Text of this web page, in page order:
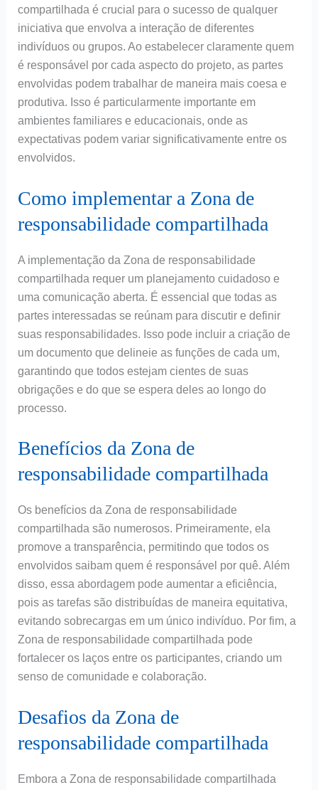
compartilhada é crucial para o sucesso de qualquer
iniciativa que envolva a interação de diferentes
indivíduos ou grupos. Ao estabelecer claramente quem
é responsável por cada aspecto do projeto, as partes
envolvidas podem trabalhar de maneira mais coesa e
produtiva. Isso é particularmente importante em
ambientes familiares e educacionais, onde as
expectativas podem variar significativamente entre os
envolvidos.
Como implementar a Zona de
responsabilidade compartilhada
A implementação da Zona de responsabilidade
compartilhada requer um planejamento cuidadoso e
uma comunicação aberta. É essencial que todas as
partes interessadas se reúnam para discutir e definir
suas responsabilidades. Isso pode incluir a criação de
um documento que delineie as funções de cada um,
garantindo que todos estejam cientes de suas
obrigações e do que se espera deles ao longo do
processo.
Benefícios da Zona de
responsabilidade compartilhada
Os benefícios da Zona de responsabilidade
compartilhada são numerosos. Primeiramente, ela
promove a transparência, permitindo que todos os
envolvidos saibam quem é responsável por quê. Além
disso, essa abordagem pode aumentar a eficiência,
pois as tarefas são distribuídas de maneira equitativa,
evitando sobrecargas em um único indivíduo. Por fim, a
Zona de responsabilidade compartilhada pode
fortalecer os laços entre os participantes, criando um
senso de comunidade e colaboração.
Desafios da Zona de
responsabilidade compartilhada
Embora a Zona de responsabilidade compartilhada